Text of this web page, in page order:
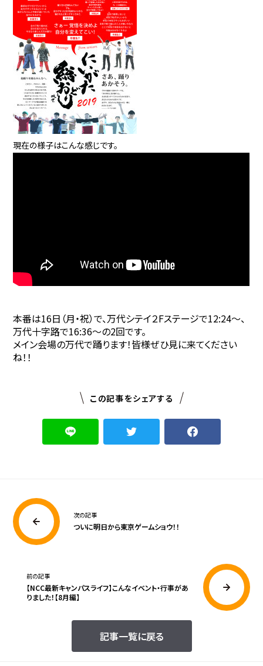
現在の様子はこんな感じです。
本番は16日（月・祝）で、万代シテイ２Fステージで12:24～、
万代十字路で16:36～の2回です。
メイン会場の万代で踊ります！皆様ぜひ見に来てください
ね！！
この記事をシェアする
次の記事
ついに明日から東京ゲームショウ！！
記事一覧に戻る
前の記事
【NCC最新キャンパスライフ】こんなイベント・行事があ
りました！【8月編】